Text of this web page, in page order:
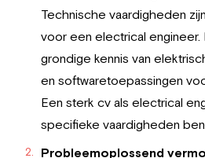
Technische vaardigheden
voor een electrical engineer.
grondige kennis van
en softwaretoepassingen
Een sterk cv als electrical
specifieke vaardigheden
Probleemoplossend